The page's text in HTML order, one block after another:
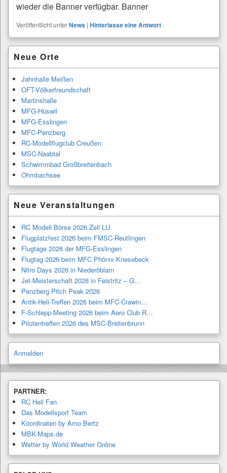
wieder die Banner verfügbar. Banner
Veröffentlicht unterNews | Hinterlasse eine Antwort
Primärer
Seitenleisten-
Widgetbereich
Neue Orte
Jahnhalle Meißen
OFT-Völkerfreundschaft
Martinshalle
MFG-Hüswil
MFG-Esslingen
MFC-Penzberg
RC-Modellflugclub Creußen
MSC-Naabtal
Schwimmbad Großbreitenbach
Ohmbachsee
Neue Veranstaltungen
RC Modell Börse 2026 Zell LU
Flugplatzfest 2026 beim FMSC-Reutlingen
Flugtage 2026 der MFG-Esslingen
Flugtag 2026 beim MFC Phönix Knesebeck
Nitro Days 2026 in Niederöblarn
Jet-Meisterschaft 2026 in Feistritz – G…
Penzberg Pitch Peak 2026
Antik-Heli-Treffen 2026 beim MFC-Crawin…
F-Schlepp-Meeting 2026 beim Aero Club R…
Pilotentreffen 2026 des MSC-Breitenbrunn
Anmelden
PARTNER:
RC Heli Fan
Das Modellsport Team
Koordinaten by Arno Bertz
MBK-Maps.de
Wetter by World Weather Online